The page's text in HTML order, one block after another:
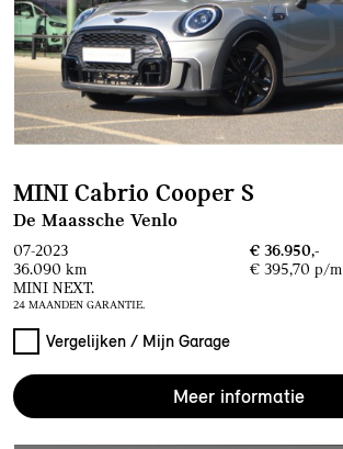
MINI Cabrio Cooper S
De Maassche Venlo
07-2023
€ 36.950,-
36.090 km
€ 395,70 p/m
MINI NEXT.
24 MAANDEN GARANTIE.
Vergelijken / Mijn Garage
Meer informatie